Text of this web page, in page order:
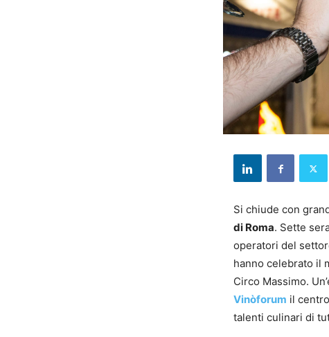
Si chiude con
di Roma. Sette
operatori del
hanno celebrato il
Circo Massimo.
Vinòforum il
talenti culinari di